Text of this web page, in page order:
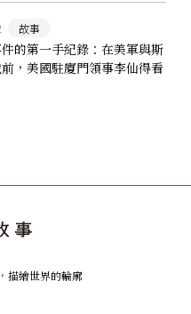
故事
的第一手紀錄：在美軍與斯
，美國駐廈門領事李仙得看
， 描繪世界的輪廓